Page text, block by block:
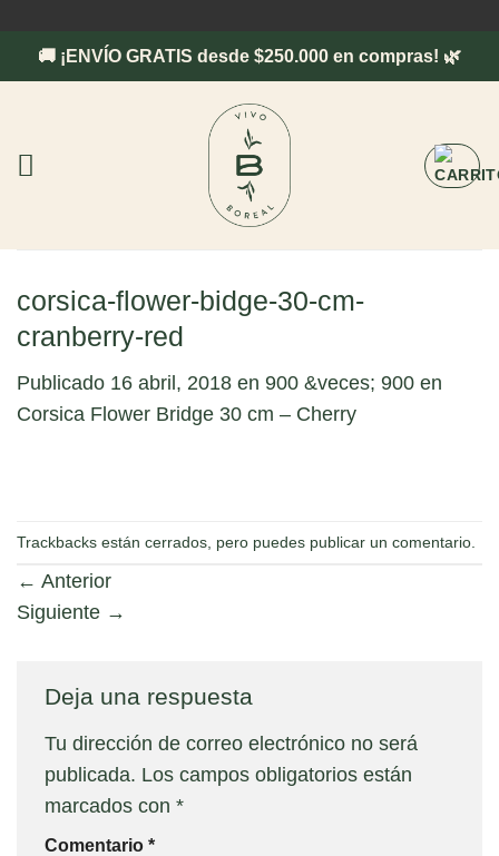
contenido
🚚 ¡ENVÍO GRATIS desde $250.000 en compras! 🌿
corsica-flower-bidge-30-cm-
cranberry-red
Publicado 16 abril, 2018 en 900 &veces; 900 en
Corsica Flower Bridge 30 cm – Cherry
Trackbacks están cerrados, pero puedes publicar un comentario
← Anterior
Siguiente →
Deja una respuesta
Tu dirección de correo electrónico no será
publicada. Los campos obligatorios están
marcados con *
Comentario *